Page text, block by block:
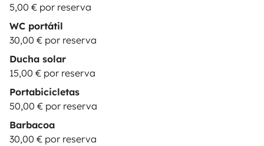
5,00 € por reserva
WC portátil
30,00 € por reserva
Ducha solar
15,00 € por reserva
Portabicicletas
50,00 € por reserva
Barbacoa
30,00 € por reserva